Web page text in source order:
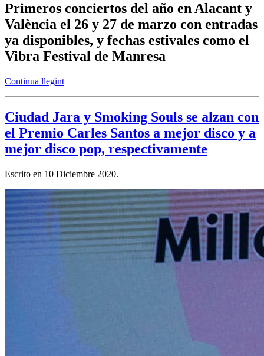
Primeros conciertos del año en Alacant y
València el 26 y 27 de marzo con entradas
ya disponibles, y fechas estivales como el
Vibra Festival de Manresa
Continua llegint
Ciudad Jara y Smoking Souls se alzan con
el Premio Carles Santos a mejor disco y a
mejor disco pop, respectivamente
Escrito en 10 Diciembre 2020.